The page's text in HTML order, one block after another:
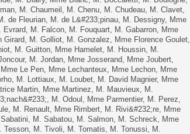
M. Chaumeil, M. Chenu, M. Chudeau, M. Clavet,
de Fleurian, M. de L&#233;pinau, M. Dessigny, Mme
M. Falcon, M. Fouquart, M. Gabarron, Mme
M. Golliot, M. Gonzalez, Mme Florence Goulet,
M. Guitton, Mme Hamelet, M. Houssin, M.
M. Jordan, Mme Josserand, Mme Joubert,
Le Pen, Mme Lechanteux, Mme Lechon, Mme
M. Lottiaux, M. Loubet, M. David Magnier, Mme
Martin, Mme Martinez, M. Mauvieux, M.
M. Odoul, Mme Parmentier, M. Perez,
M. Renault, Mme Rimbert, M. Rivi&#232;re, Mme
M. Sabatou, M. Salmon, M. Schreck, Mme
Tesson, M. Tivoli, M. Tomatis, M. Tonussi, M.